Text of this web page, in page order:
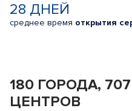
28 ДНЕЙ
среднее время открытия
180 ГОРОДА,
ЦЕНТРОВ